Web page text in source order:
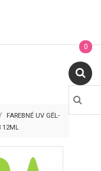
0
FAREBNÉ UV GÉL-
12ML